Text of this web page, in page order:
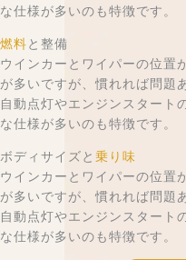
な仕様が多いのも特徴です。
燃料と整備
ウインカーとワイパーの位置
が多いですが、慣れれば問題
自動点灯やエンジンスタート
な仕様が多いのも特徴です。
ボディサイズと 乗り味
ウインカーとワイパーの位置
が多いですが、慣れれば問題
自動点灯やエンジンスタート
な仕様が多いのも特徴です。